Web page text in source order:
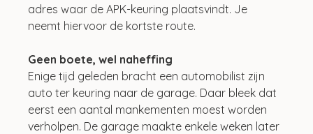
adres waar de APK-keuring plaatsvindt. Je
neemt hiervoor de kortste route.
Geen boete, wel naheffing
Enige tijd geleden bracht een automobilist zijn
auto ter keuring naar de garage. Daar bleek dat
eerst een aantal mankementen moest worden
verholpen. De garage maakte enkele weken later